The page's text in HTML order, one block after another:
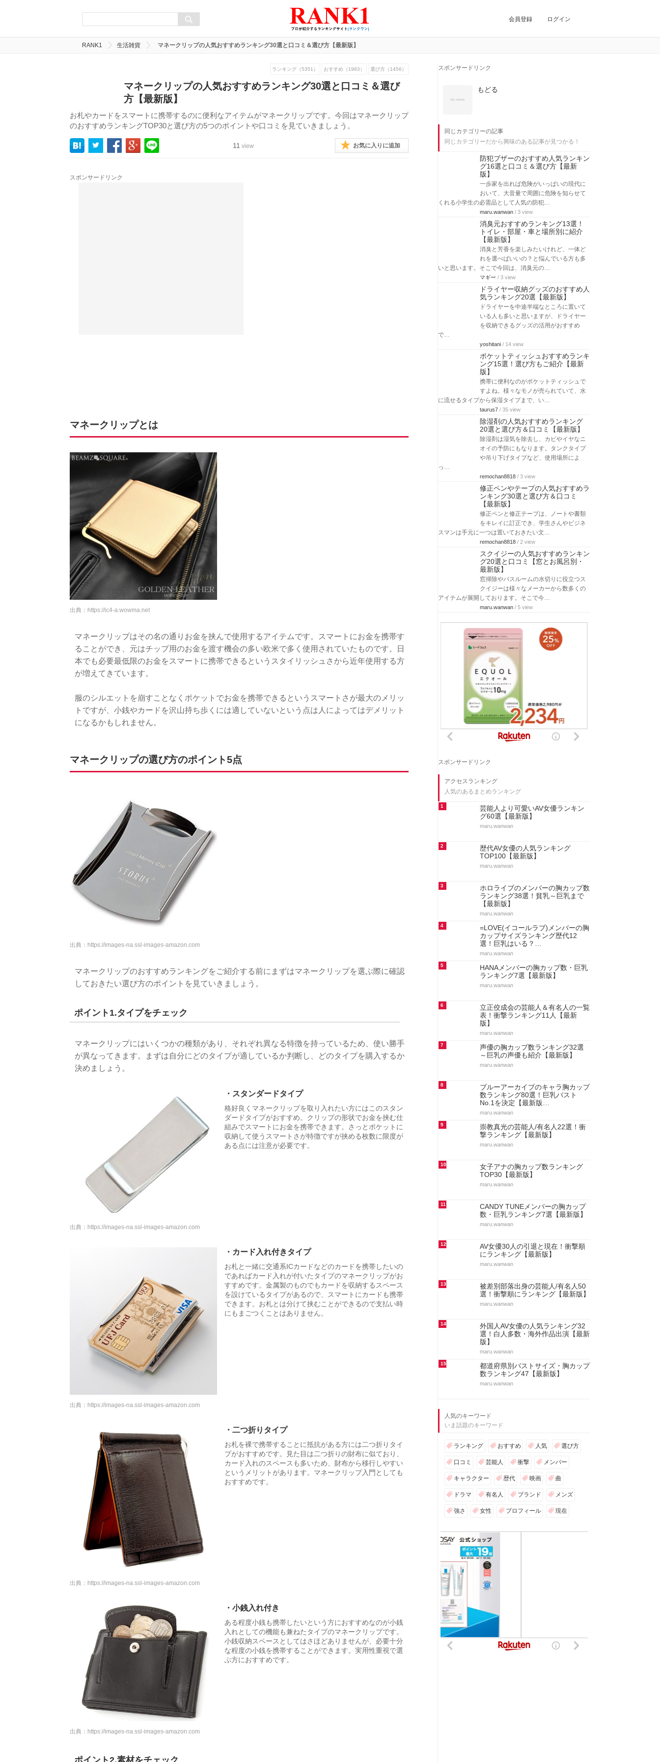
会員登録 ログイン
RANK1 生活雑貨 マネークリップの人気おすすめランキング30選と口コミ＆選び方【最新版】
ランキング（5351） おすすめ（1983） 選び方（1456）
マネークリップの人気おすすめランキング30選と口コミ＆選び
方【最新版】
お札やカードをスマートに携帯するのに便利なアイテムがマネークリップです。今回はマネークリップ
のおすすめランキングTOP30と選び方の5つのポイントや口コミを見ていきましょう。
11 view お気に入りに追加
スポンサードリンク
マネークリップとは
出典： https://ic4-a.wowma.net
マネークリップはその名の通りお金を挟んで使用するアイテムです。スマートにお金を携帯す
ることができ、元はチップ用のお金を渡す機会の多い欧米で多く使用されていたものです。日
本でも必要最低限のお金をスマートに携帯できるというスタイリッシュさから近年使用する方
が増えてきています。
服のシルエットを崩すことなくポケットでお金を携帯できるというスマートさが最大のメリッ
トですが、小銭やカードを沢山持ち歩くには適していないという点は人によってはデメリット
になるかもしれません。
マネークリップの選び方のポイント5点
出典： https://images-na.ssl-images-amazon.com
マネークリップのおすすめランキングをご紹介する前にまずはマネークリップを選ぶ際に確認
しておきたい選び方のポイントを見ていきましょう。
ポイント1.タイプをチェック
マネークリップにはいくつかの種類があり、それぞれ異なる特徴を持っているため、使い勝手
が異なってきます。まずは自分にどのタイプが適しているか判断し、どのタイプを購入するか
決めましょう。
・スタンダードタイプ
格好良くマネークリップを取り入れたい方にはこのスタン
ダードタイプがおすすめ。クリップの形状でお金を挟む仕
組みでスマートにお金を携帯できます。さっとポケットに
収納して使うスマートさが特徴ですが挟める枚数に限度が
ある点には注意が必要です。
出典： https://images-na.ssl-images-amazon.com
・カード入れ付きタイプ
お札と一緒に交通系ICカードなどのカードを携帯したいの
であればカード入れが付いたタイプのマネークリップがお
すすめです。金属製のものでもカードを収納するスペース
を設けているタイプがあるので、スマートにカードも携帯
できます。お札とは分けて挟むことができるので支払い時
にもまごつくことはありません。
出典： https://images-na.ssl-images-amazon.com
・二つ折りタイプ
お札を裸で携帯することに抵抗がある方には二つ折りタイ
プがおすすめです。見た目は二つ折りの財布に似ており、
カード入れのスペースも多いため、財布から移行しやすい
というメリットがあります。マネークリップ入門としても
おすすめです。
出典： https://images-na.ssl-images-amazon.com
・小銭入れ付き
ある程度小銭も携帯したいという方におすすめなのが小銭
入れとしての機能も兼ねたタイプのマネークリップです。
小銭収納スペースとしてはさほどありませんが、必要十分
な程度の小銭を携帯することができます。実用性重視で選
ぶ方におすすめです。
出典： https://images-na.ssl-images-amazon.com
ポイント2.素材をチェック
スポンサードリンク
もどる
同じカテゴリーの記事
同じカテゴリーだから興味のある記事が見つかる！
防犯ブザーのおすすめ人気ランキン
グ16選と口コミ＆選び方【最新
版】
一歩家を出れば危険がいっぱいの現代に
おいて、大音量で周囲に危険を知らせて
くれる小学生の必需品として人気の防犯…
maru.wanwan / 3 view
消臭元おすすめランキング13選！
トイレ・部屋・車と場所別に紹介
【最新版】
消臭と芳香を楽しみたいけれど、一体ど
れを選べばいいの？と悩んでいる方も多
いと思います。そこで今回は、消臭元の…
マギー / 3 view
ドライヤー収納グッズのおすすめ人
気ランキング20選【最新版】
ドライヤーを中途半端なところに置いて
いる人も多いと思いますが、ドライヤー
を収納できるグッズの活用がおすすめ
で…
yoshitani / 14 view
ポケットティッシュおすすめランキ
ング15選！選び方もご紹介【最新
版】
携帯に便利なのがポケットティッシュで
すよね。様々なモノが売られていて、水
に流せるタイプから保湿タイプまで、い…
taurus7 / 35 view
除湿剤の人気おすすめランキング
20選と選び方＆口コミ【最新版】
除湿剤は湿気を除去し、カビやイヤなニ
オイの予防にもなります。タンクタイプ
や吊り下げタイプなど、使用場所によ
っ…
remochan8818 / 3 view
修正ペンやテープの人気おすすめラ
ンキング30選と選び方＆口コミ
【最新版】
修正ペンと修正テープは、ノートや書類
をキレイに訂正でき、学生さんやビジネ
スマンは手元に一つは置いておきたい文…
remochan8818 / 2 view
スクイジーの人気おすすめランキン
グ20選と口コミ【窓とお風呂別・
最新版】
窓掃除やバスルームの水切りに役立つス
クイジーは様々なメーカーから数多くの
アイテムが展開しております。そこで今…
maru.wanwan / 5 view
スポンサードリンク
アクセスランキング
人気のあるまとめランキング
1
芸能人より可愛いAV女優ランキン
グ60選【最新版】
maru.wanwan
2
歴代AV女優の人気ランキング
TOP100【最新版】
maru.wanwan
3
ホロライブのメンバーの胸カップ数
ランキング38選！貧乳～巨乳まで
【最新版】
maru.wanwan
4
=LOVE(イコールラブ)メンバーの胸
カップサイズランキング歴代12
選！巨乳はいる？…
maru.wanwan
5
HANAメンバーの胸カップ数・巨乳
ランキング7選【最新版】
maru.wanwan
6
立正佼成会の芸能人＆有名人の一覧
表！衝撃ランキング11人【最新
版】
maru.wanwan
7
声優の胸カップ数ランキング32選
～巨乳の声優も紹介【最新版】
maru.wanwan
8
ブルーアーカイブのキャラ胸カップ
数ランキング80選！巨乳バスト
No.1を決定【最新版…
maru.wanwan
9
崇教真光の芸能人/有名人22選！衝
撃ランキング【最新版】
maru.wanwan
10
女子アナの胸カップ数ランキング
TOP30【最新版】
maru.wanwan
11
CANDY TUNEメンバーの胸カップ
数・巨乳ランキング7選【最新版】
maru.wanwan
12
AV女優30人の引退と現在！衝撃順
にランキング【最新版】
maru.wanwan
13
被差別部落出身の芸能人/有名人50
選！衝撃順にランキング【最新版】
maru.wanwan
14
外国人AV女優の人気ランキング32
選！白人多数・海外作品出演【最新
版】
maru.wanwan
15
都道府県別バストサイズ・胸カップ
数ランキング47【最新版】
maru.wanwan
人気のキーワード
いま話題のキーワード
ランキング おすすめ 人気 選び方
口コミ 芸能人 衝撃 メンバー
キャラクター 歴代 映画 曲
ドラマ 有名人 ブランド メンズ
強さ 女性 プロフィール 現在